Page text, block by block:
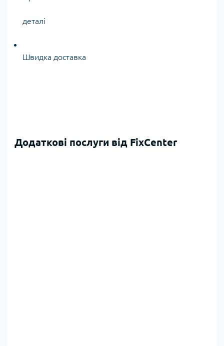
деталі
Швидка доставка
Додаткові послуги від FixCenter